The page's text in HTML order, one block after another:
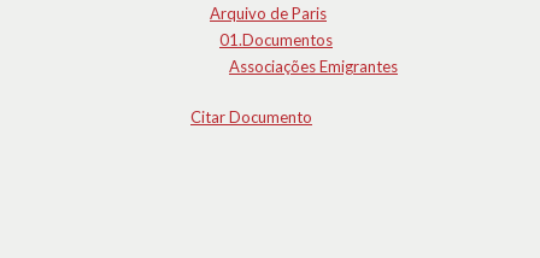
Arquivo de Paris
01.Documentos
Associações Emigrantes
Citar Documento